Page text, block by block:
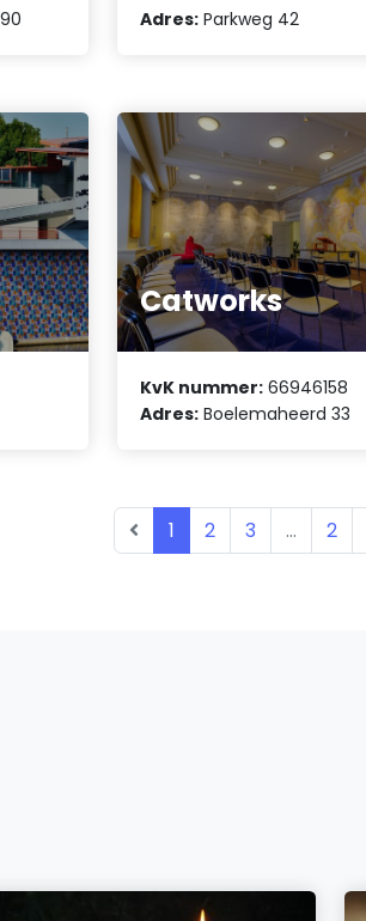
Adres: Parkweg 42
Catworks
KvK nummer: 66946158
Adres: Boelemaheerd 33
1 2 3 ... 2